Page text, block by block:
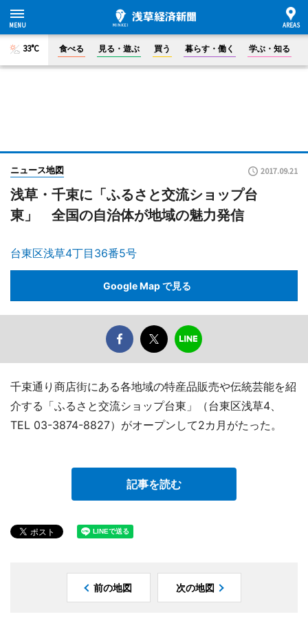
33°C 食べる 見る・遊ぶ 買う 暮らす・働く 学ぶ・知る
ニュース地図 2017.09.21
浅草・千束に「ふるさと交流ショップ台
東」 全国の自治体が地域の魅力発信
台東区浅草4丁目36番5号
Google Map で見る
千束通り商店街にある各地域の特産品販売や伝統芸能を紹
介する「ふるさと交流ショップ台東」（台東区浅草4、
TEL 03-3874-8827）がオープンして2カ月がたった。
記事を読む
前の地図 次の地図